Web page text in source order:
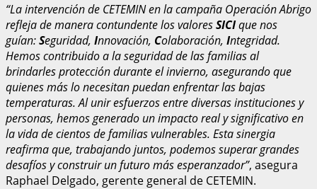
“La intervención de CETEMIN en la campaña Operación Abrigo
refleja de manera contundente los valoresSICIque nos
guían:Seguridad, Innovación, Colaboración, Integridad.
Hemos contribuido a la seguridad de las familias al
brindarles protección durante el invierno, asegurando que
quienes más lo necesitan puedan enfrentar las bajas
temperaturas. Al unir esfuerzos entre diversas instituciones y
personas, hemos generado un impacto real y significativo en
la vida de cientos de familias vulnerables. Esta sinergia
reafirma que, trabajando juntos, podemos superar grandes
desafíos y construir un futuro más esperanzador”, asegura
Raphael Delgado, gerente general de CETEMIN.